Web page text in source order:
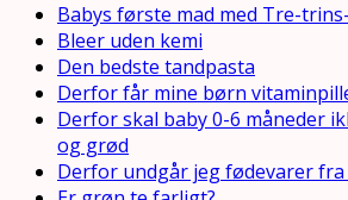
Babys første mad med Tre-
Bleer uden kemi
Den bedste tandpasta
Derfor får mine børn
Derfor skal baby 0-6 måneder
og grød
Derfor undgår jeg fødevarer fra